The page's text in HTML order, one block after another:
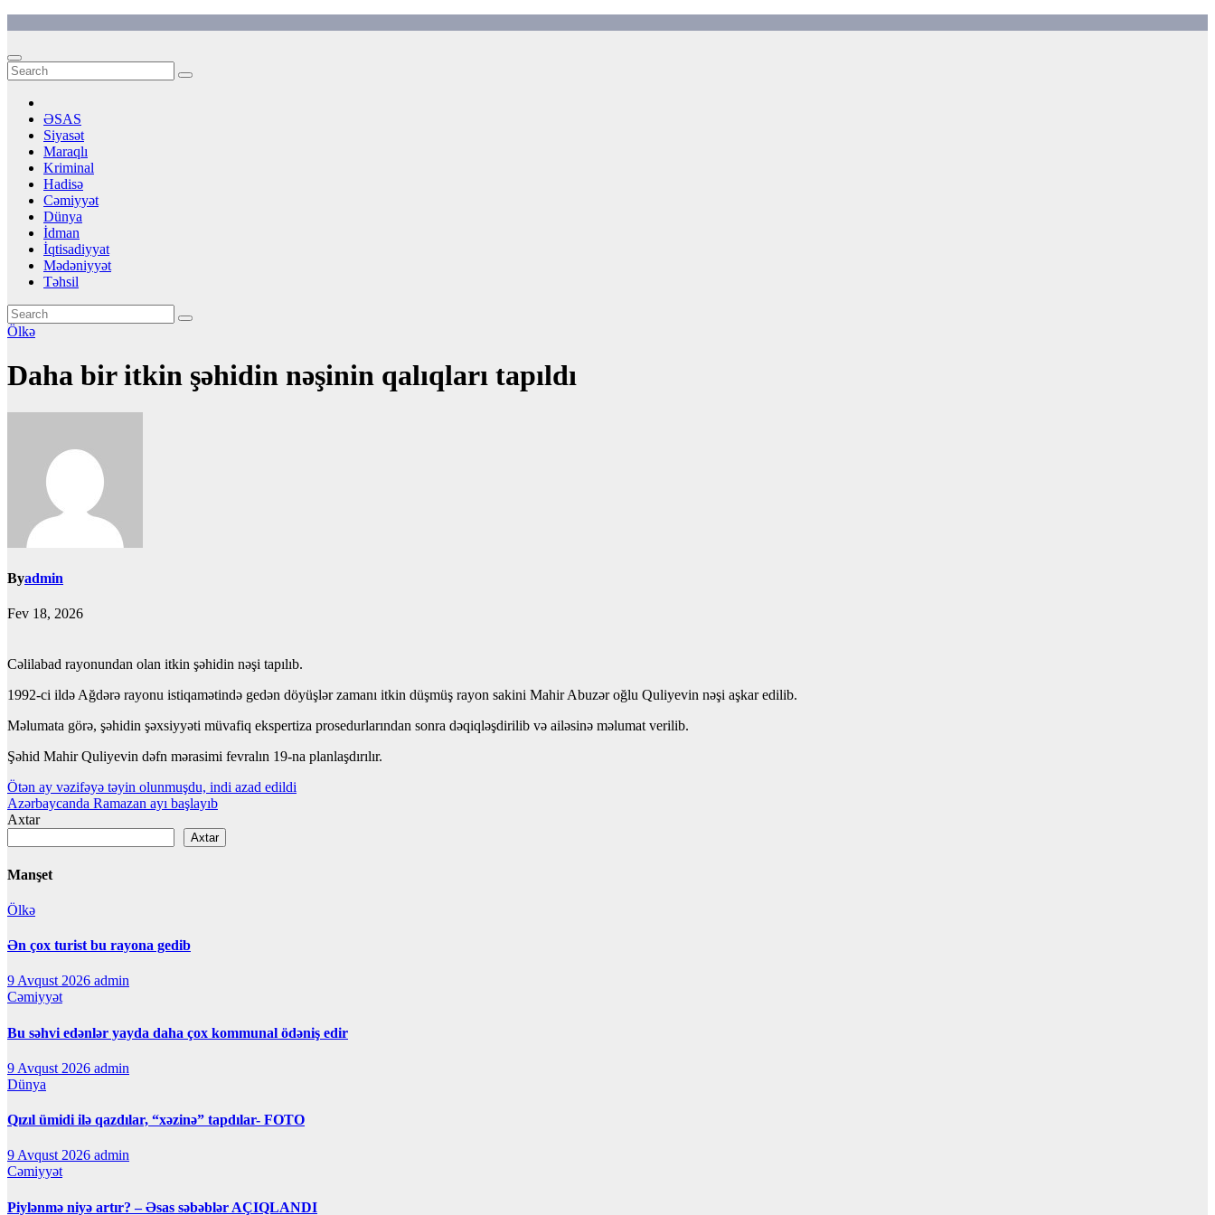
content
ƏSAS
Siyasət
Maraqlı
Kriminal
Hadisə
Cəmiyyət
Dünya
İdman
İqtisadiyyat
Mədəniyyət
Təhsil
Ölkə
Daha bir itkin şəhidin nəşinin qalıqları tapıldı
Byadmin
Fev 18, 2026
Cəlilabad rayonundan olan itkin şəhidin nəşi tapılıb.
1992-ci ildə Ağdərə rayonu istiqamətində gedən döyüşlər zamanı itkin düşmüş rayon sakini Mahir Abuzər oğlu Quliyevin nəşi aşkar edilib.
Məlumata görə, şəhidin şəxsiyyəti müvafiq ekspertiza prosedurlarından sonra dəqiqləşdirilib və ailəsinə məlumat verilib.
Şəhid Mahir Quliyevin dəfn mərasimi fevralın 19-na planlaşdırılır.
Yazı
naviqasiyası
Ötən ay vəzifəyə təyin olunmuşdu, indi azad edildi
Azərbaycanda Ramazan ayı başlayıb
Axtar
Axtar
Manşet
Ölkə
Ən çox turist bu rayona gedib
9 Avqust 2026 admin
Cəmiyyət
Bu səhvi edənlər yayda daha çox kommunal ödəniş edir
9 Avqust 2026 admin
Dünya
Qızıl ümidi ilə qazdılar, “xəzinə” tapdılar- FOTO
9 Avqust 2026 admin
Cəmiyyət
Piylənmə niyə artır? – Əsas səbəblər AÇIQLANDI